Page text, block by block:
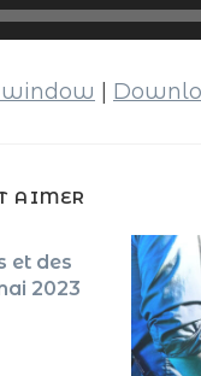
AIMER
et des
2023